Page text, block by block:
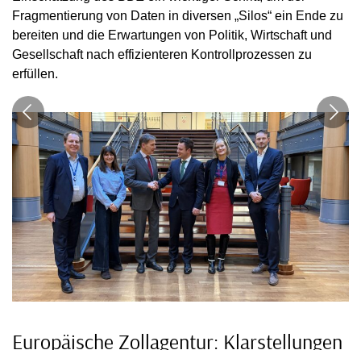
Fragmentierung von Daten in diversen „Silos“ ein Ende zu
bereiten und die Erwartungen von Politik, Wirtschaft und
Gesellschaft nach effizienteren Kontrollprozessen zu
erfüllen.
Europäische Zollagentur: Klarstellungen